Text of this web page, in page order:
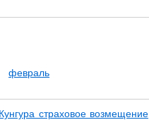
февраль
страховое возмещение,